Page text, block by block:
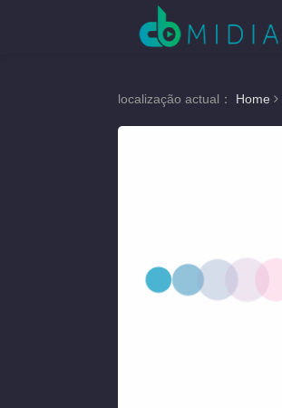
localização actual： Home